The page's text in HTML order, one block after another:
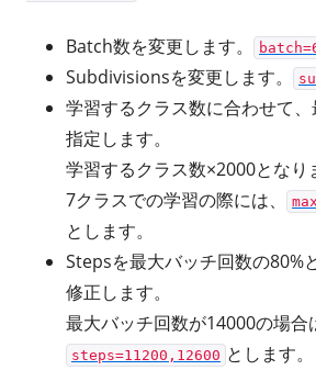
Batch数を変更します。
Subdivisionsを変更します。
学習するクラス数に合わせて
指定します。
学習するクラス数×2000となり
7クラスでの学習の際には、
とします。
Stepsを最大バッチ回数の80%
修正します。
最大バッチ回数が14000の場合
steps=11200,12600 とします。